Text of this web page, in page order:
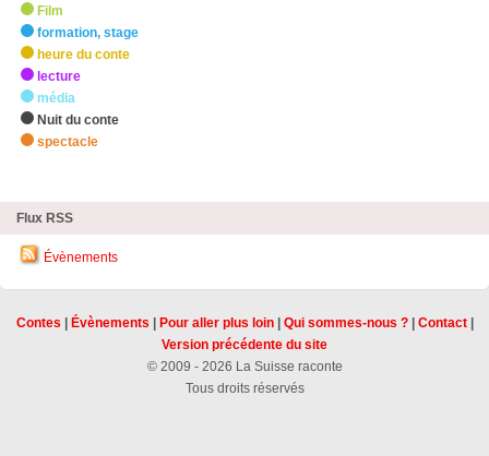
Film
formation, stage
heure du conte
lecture
média
Nuit du conte
spectacle
Flux RSS
Évènements
Contes Évènements Pour aller plus loin| Qui sommes-nous ?| Contact|
Version précédente du site
© 2009 - 2026 La Suisse raconte
Tous droits réservés